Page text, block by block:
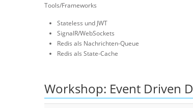
Tools/Frameworks
Stateless und JWT
SignalR/WebSockets
Redis als Nachrichten-Queue
Redis als State-Cache
Workshop: Event Driven